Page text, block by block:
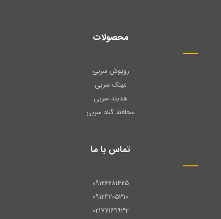
محصولات
روپوش سربی
عینک سربی
هدبند سربی
محافظ گناد سربی
تماس با ما
۰۹۱۲۶۲۸۱۴۲۵
۰۹۱۲۴۲۰۵۳۱۰
۰۲۱۷۷۱۶۹۹۳۲